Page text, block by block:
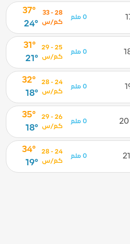
0 ملم
28 - 33
كم/س
37°
24°
0 ملم
25 - 29
كم/س
31°
21°
0 ملم
24 - 28
كم/س
32°
18°
0 ملم
26 - 29
كم/س
35°
18°
0 ملم
24 - 28
كم/س
34°
19°